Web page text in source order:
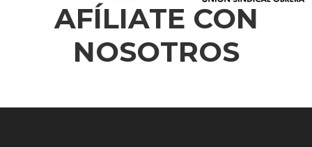
AFÍLIATE CON
NOSOTROS